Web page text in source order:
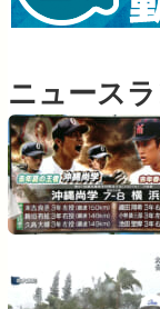
ニュース